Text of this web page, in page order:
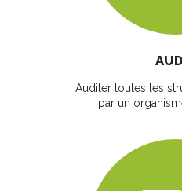
Auditer toutes les
par un